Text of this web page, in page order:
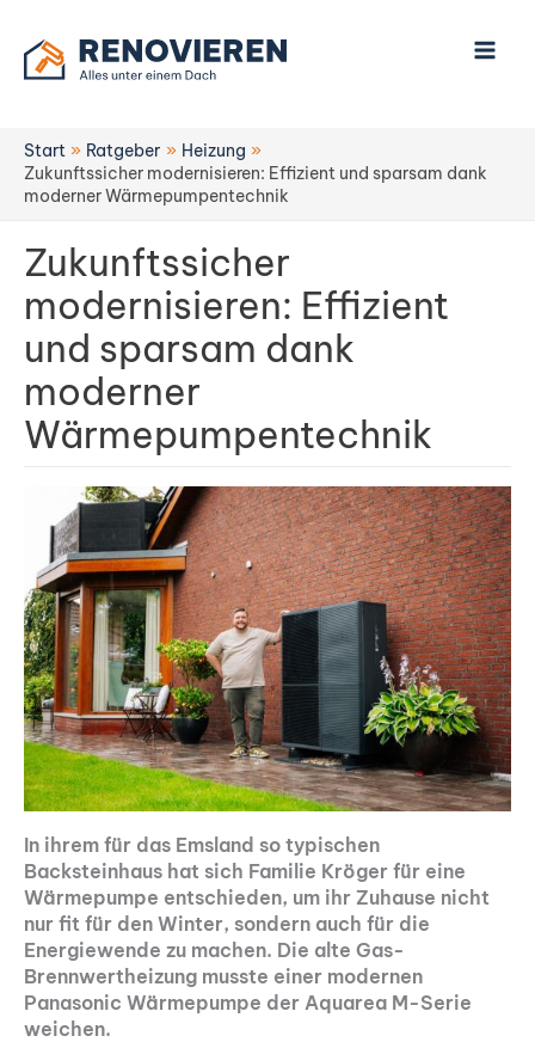
Inhalt
springen
Start Ratgeber
Heizung
Zukunftssicher modernisieren: Effizient und sparsam dank
moderner Wärmepumpentechnik
Zukunftssicher
modernisieren: Effizient
und sparsam dank
moderner
Wärmepumpentechnik
In ihrem für das Emsland so typischen
Backsteinhaus hat sich Familie Kröger für eine
Wärmepumpe entschieden, um ihr Zuhause nicht
nur fit für den Winter, sondern auch für die
Energiewende zu machen. Die alte Gas-
Brennwertheizung musste einer modernen
Panasonic Wärmepumpe der Aquarea M-Serie
weichen.